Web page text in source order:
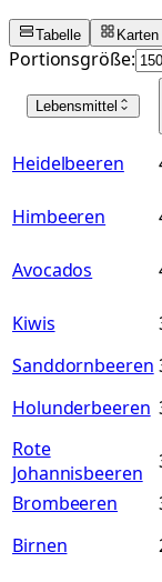
Tabelle Karten
Portionsgröße:
Lebensmittel
Heidelbeeren
Himbeeren
Avocados
Kiwis
Sanddornbeeren
Holunderbeeren
Rote
Johannisbeeren
Brombeeren
Birnen